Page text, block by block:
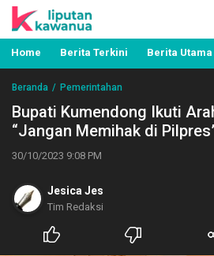
Liputan Kawanua
Berita Manado, Sulawesi
Pemerintahan, Hukum
Home Berita Terkini Berita Utama
Beranda Pemerintahan
Bupati Kumendong Ikuti
“Jangan Memihak di
30/10/2023 9:08 PM
Jesica Jes
Tim Redaksi